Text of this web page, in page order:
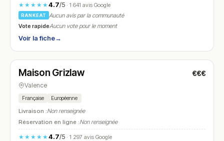
★★★★★4.7/5· 1 641 avis Google
RANKEAT
Aucun avis par la communauté
Vote rapideAucun vote pour le moment
Voir la fiche→
N° 12
Maison Grizlaw €€€
Valence
Française Européenne
Livraison :Non renseignée
Réservation en ligne :Non renseignée
★★★★★4.7/5· 1 297 avis Google